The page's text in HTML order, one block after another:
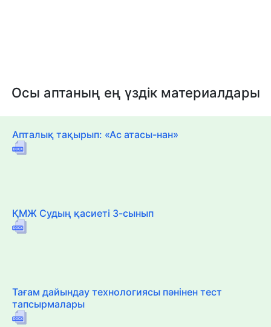
Осы аптаның ең үздік материалдары
Апталық тақырып: «Ас атасы-нан»
ҚМЖ Судың қасиеті 3-сынып
Тағам дайындау технологиясы пәнінен тест
тапсырмалары